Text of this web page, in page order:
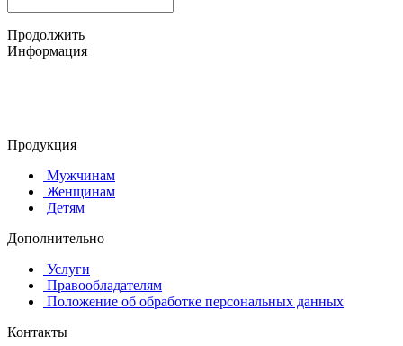
Продолжить
Информация
Продукция
Мужчинам
Женщинам
Детям
Дополнительно
Услуги
Правообладателям
Положение об обработке персональных данных
Контакты